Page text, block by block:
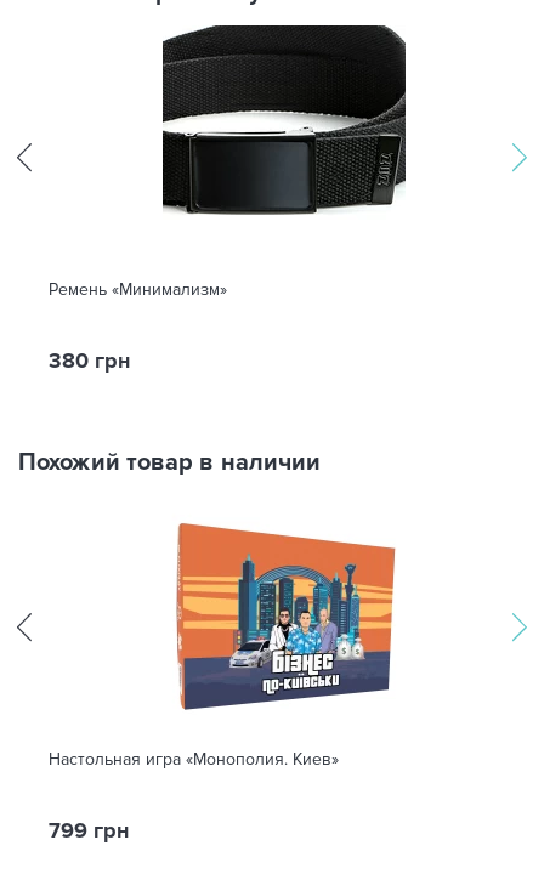
Ремень «Минимализм»
380 грн
Похожий товар в наличии
Настольная игра «Монополия. Киев»
799 грн